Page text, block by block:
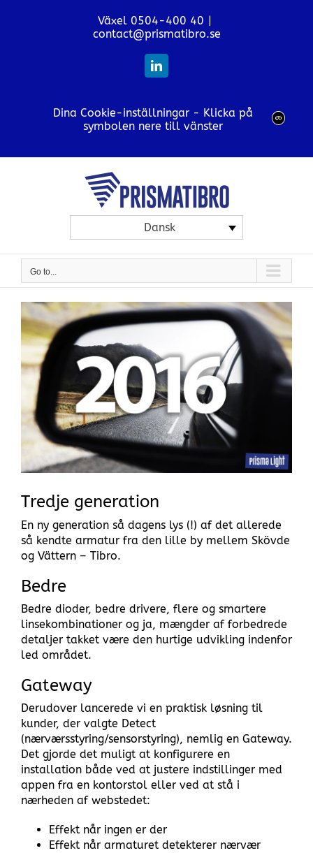
Växel 0504-400 40 |
contact@prismatibro.se
LinkedIn
Dina Cookie-inställningar - Klicka på
symbolen nere till vänster
Dansk
Go to...
Tredje generation
En ny generation så dagens lys (!) af det allerede
så kendte armatur fra den lille by mellem Skövde
og Vättern – Tibro.
Bedre
Bedre dioder, bedre drivere, flere og smartere
linsekombinationer og ja, mængder af forbedrede
detaljer takket være den hurtige udvikling indenfor
led området.
Gateway
Derudover lancerede vi en praktisk løsning til
kunder, der valgte Detect
(nærværsstyring/sensorstyring), nemlig en Gateway.
Det gjorde det muligt at konfigurere en
installation både ved at justere indstillinger med
appen fra en kontorstol eller ved at stå i
nærheden af ​​webstedet:
Effekt når ingen er der
Effekt når armaturet detekterer nærvær